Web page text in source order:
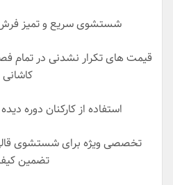
شستشوی سریع و تمیز فرش
قیمت های تکرار نشدنی در تمام
کاشانی
استفاده از کارکنان دوره
تخصصی ویژه برای شستشوی
تضمین